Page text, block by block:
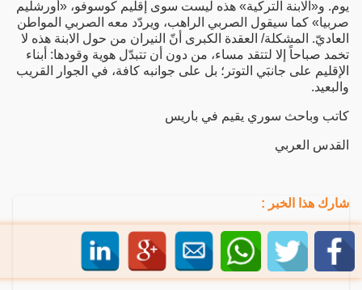
يوم. و«الابنة التركية» هذه ليست سوى إقليم كوسوفو، «أورشليم
صربيا» كما سيقول الصربي الراهب، ويردّد معه الصربي المواطن
العاديّ. المشكلة/ العقدة الكبرى أنّ النيران من حول الابنة هذه لا
تخمد صباحاً إلا لتتقد مساء، من دون أن تتبدّل هوية وقودها: أبناء
الإقليم على جانبَي التوتر؛ بل على جوانبه كافة، في الجوار القريب
والبعيد.
كاتب وباحث سوري يقيم في باريس
القدس العربي
شارك هذا الخبر :